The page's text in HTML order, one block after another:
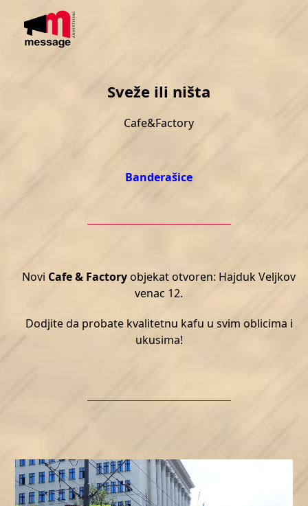
content
Open
mobile
Close
mobile
Sveže ili ništa
Cafe&Factory
Banderašice
Novi Cafe& Factoryobjekat otvoren: Hajduk Veljkov
venac 12.
Dodjite da probate kvalitetnu kafu u svim oblicima i
ukusima!